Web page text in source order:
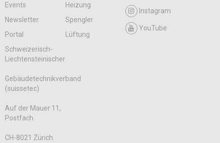
Events
Heizung
Newsletter
Spengler
Portal
Lüftung
Instagram
YouTube
Schweizerisch-
Liechtensteinischer
Gebäudetechnikverband
(suissetec)
Auf der Mauer 11,
Postfach
CH-8021 Zürich